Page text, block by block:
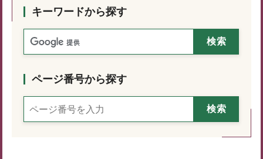
キーワードから探す
ページ番号から探す